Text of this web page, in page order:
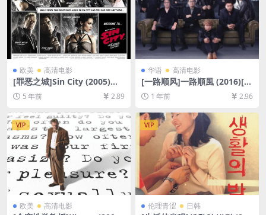
欧美 高清电影
[罪恶之城]Sin City (2005)加
长版[百度网盘+迅雷云盘资源
1080P超清未删减][MP4/9.1G
B][中英字幕]
5 年前 2.89
华语 高清电影
[一路顺风]一路順風 (2016)[百
度网盘+夸克网盘1080P超清
未删减资源][网盘在线播放/下
载][MP4/7.3GB][中文字幕]
1 年前 2.96
VIP
欧美 高清电影
VIP
伦理青涩 日韩